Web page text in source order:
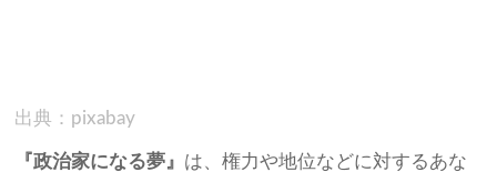
出典：pixabay
『政治家になる夢』 は、権力や地位などに対するあな